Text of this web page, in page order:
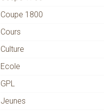
Coupe 1800
Cours
Culture
Ecole
GPL
Jeunes